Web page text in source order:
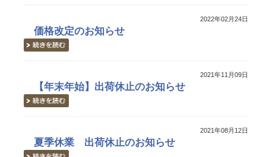
2022年02月24日
価格改定のお知らせ
2021年11月09日
【年末年始】出荷休止のお知らせ
2021年08月12日
夏季休業 出荷休止のお知らせ